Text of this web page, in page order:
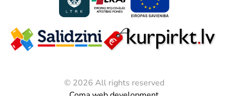
© 2026 All rights reserved